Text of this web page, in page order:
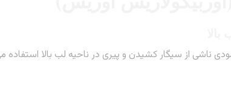
ناشی از سیگار کشیدن و پیری در ناحیه لب بالا